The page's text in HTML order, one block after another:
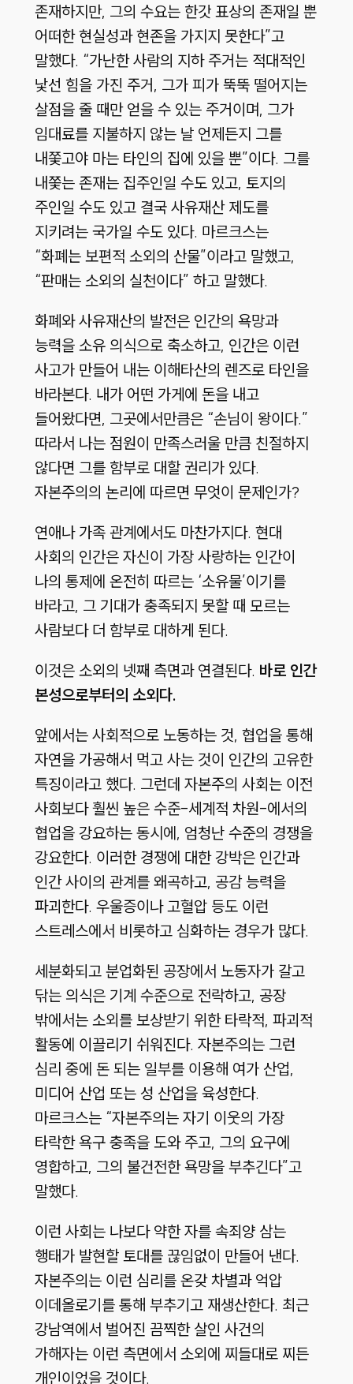
존재하지만, 그의 수요는 한갓 표상의 존재일 뿐
어떠한 현실성과 현존을 가지지 못한다”고
말했다. “가난한 사람의 지하 주거는 적대적인
낯선 힘을 가진 주거, 그가 피가 뚝뚝 떨어지는
살점을 줄 때만 얻을 수 있는 주거이며, 그가
임대료를 지불하지 않는 날 언제든지 그를
내쫓고야 마는 타인의 집에 있을 뿐”이다. 그를
내쫓는 존재는 집주인일 수도 있고, 토지의
주인일 수도 있고 결국 사유재산 제도를
지키려는 국가일 수도 있다. 마르크스는
“화폐는 보편적 소외의 산물”이라고 말했고,
“판매는 소외의 실천이다” 하고 말했다.
화폐와 사유재산의 발전은 인간의 욕망과
능력을 소유 의식으로 축소하고, 인간은 이런
사고가 만들어 내는 이해타산의 렌즈로 타인을
바라본다. 내가 어떤 가게에 돈을 내고
들어왔다면, 그곳에서만큼은 “손님이 왕이다.”
따라서 나는 점원이 만족스러울 만큼 친절하지
않다면 그를 함부로 대할 권리가 있다.
자본주의의 논리에 따르면 무엇이 문제인가?
연애나 가족 관계에서도 마찬가지다. 현대
사회의 인간은 자신이 가장 사랑하는 인간이
나의 통제에 온전히 따르는 ‘소유물’이기를
바라고, 그 기대가 충족되지 못할 때 모르는
사람보다 더 함부로 대하게 된다.
이것은 소외의 넷째 측면과 연결된다. 바로 인간
본성으로부터의 소외다.
앞에서는 사회적으로 노동하는 것, 협업을 통해
자연을 가공해서 먹고 사는 것이 인간의 고유한
특징이라고 했다. 그런데 자본주의 사회는 이전
사회보다 훨씬 높은 수준-세계적 차원-에서의
협업을 강요하는 동시에, 엄청난 수준의 경쟁을
강요한다. 이러한 경쟁에 대한 강박은 인간과
인간 사이의 관계를 왜곡하고, 공감 능력을
파괴한다. 우울증이나 고혈압 등도 이런
스트레스에서 비롯하고 심화하는 경우가 많다.
세분화되고 분업화된 공장에서 노동자가 갈고
닦는 의식은 기계 수준으로 전락하고, 공장
밖에서는 소외를 보상받기 위한 타락적, 파괴적
활동에 이끌리기 쉬워진다. 자본주의는 그런
심리 중에 돈 되는 일부를 이용해 여가 산업,
미디어 산업 또는 성 산업을 육성한다.
마르크스는 “자본주의는 자기 이웃의 가장
타락한 욕구 충족을 도와 주고, 그의 요구에
영합하고, 그의 불건전한 욕망을 부추긴다”고
말했다.
이런 사회는 나보다 약한 자를 속죄양 삼는
행태가 발현할 토대를 끊임없이 만들어 낸다.
자본주의는 이런 심리를 온갖 차별과 억압
이데올로기를 통해 부추기고 재생산한다. 최근
강남역에서 벌어진 끔찍한 살인 사건의
가해자는 이런 측면에서 소외에 찌들대로 찌든
개인이었을 것이다.